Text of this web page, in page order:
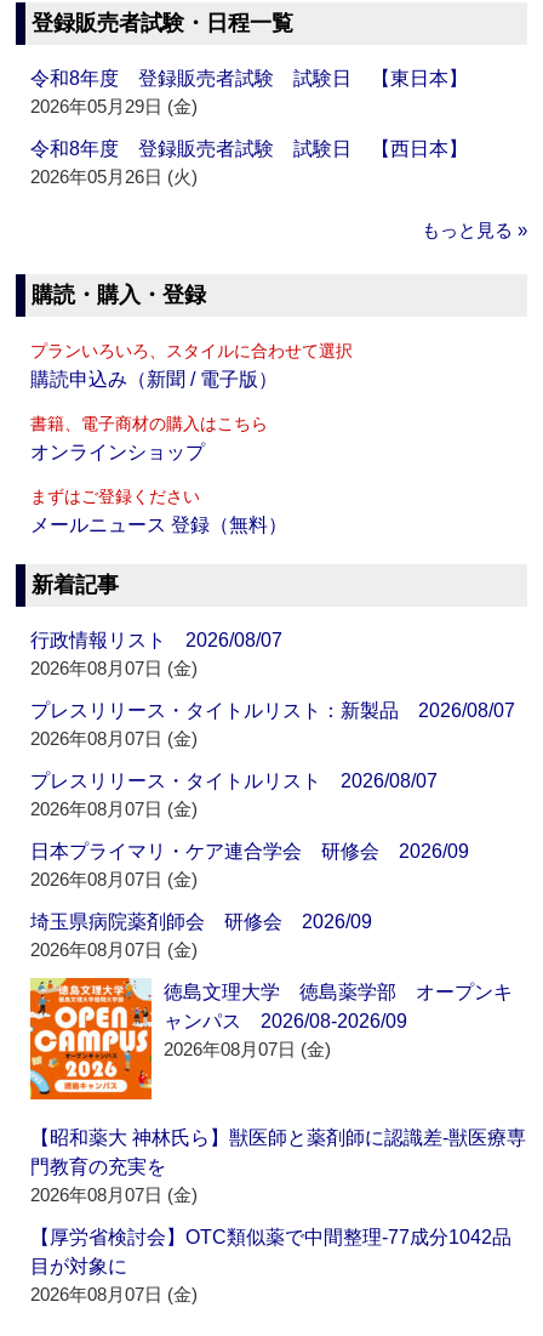
登録販売者試験・日程一覧
令和8年度 登録販売者試験 試験日 【東日本】
2026年05月29日 (金)
令和8年度 登録販売者試験 試験日 【西日本】
2026年05月26日 (火)
もっと見る »
購読・購入・登録
プランいろいろ、スタイルに合わせて選択
購読申込み（新聞 / 電子版）
書籍、電子商材の購入はこちら
オンラインショップ
まずはご登録ください
メールニュース 登録（無料）
新着記事
行政情報リスト 2026/08/07
2026年08月07日 (金)
プレスリリース・タイトルリスト：新製品 2026/08/07
2026年08月07日 (金)
プレスリリース・タイトルリスト 2026/08/07
2026年08月07日 (金)
日本プライマリ・ケア連合学会 研修会 2026/09
2026年08月07日 (金)
埼玉県病院薬剤師会 研修会 2026/09
2026年08月07日 (金)
徳島文理大学 徳島薬学部 オープンキ
ャンパス 2026/08-2026/09
2026年08月07日 (金)
【昭和薬大 神林氏ら】獣医師と薬剤師に認識差‐獣医療専
門教育の充実を
2026年08月07日 (金)
【厚労省検討会】OTC類似薬で中間整理‐77成分1042品
目が対象に
2026年08月07日 (金)